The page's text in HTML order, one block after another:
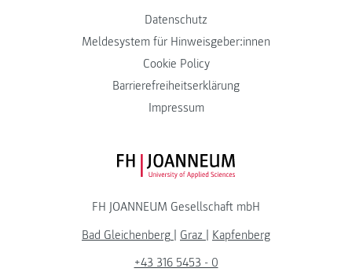
Datenschutz
Meldesystem für Hinweisgeber:innen
Cookie Policy
Barrierefreiheitserklärung
Impressum
FH JOANNEUM Logo
FH JOANNEUM Gesellschaft mbH
Bad Gleichenberg | Graz | Kapfenberg
+43 316 5453 - 0